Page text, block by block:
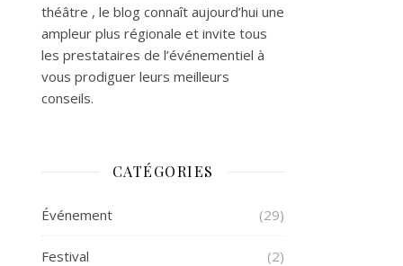
théâtre , le blog connaît aujourd’hui une
ampleur plus régionale et invite tous
les prestataires de l’événementiel à
vous prodiguer leurs meilleurs
conseils.
CATÉGORIES
Événement (29)
Festival (2)